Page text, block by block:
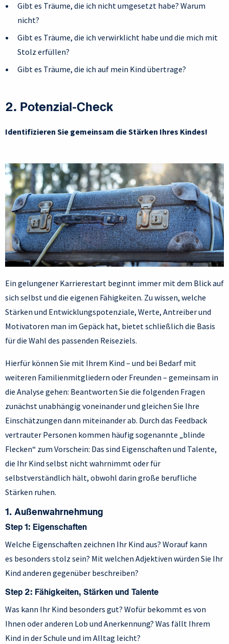
Gibt es Träume, die ich nicht umgesetzt habe? Warum
nicht?
Gibt es Träume, die ich verwirklicht habe und die mich mit
Stolz erfüllen?
Gibt es Träume, die ich auf mein Kind übertrage?
2. Potenzial-Check
Identifizieren Sie gemeinsam die Stärken Ihres Kindes!
Ein gelungener Karrierestart beginnt immer mit dem Blick auf
sich selbst und die eigenen Fähigkeiten. Zu wissen, welche
Stärken und Entwicklungspotenziale, Werte, Antreiber und
Motivatoren man im Gepäck hat, bietet schließlich die Basis
für die Wahl des passenden Reiseziels.
Hierfür können Sie mit Ihrem Kind – und bei Bedarf mit
weiteren Familienmitgliedern oder Freunden – gemeinsam in
die Analyse gehen: Beantworten Sie die folgenden Fragen
zunächst unabhängig voneinander und gleichen Sie Ihre
Einschätzungen dann miteinander ab. Durch das Feedback
vertrauter Personen kommen häufig sogenannte „blinde
Flecken“ zum Vorschein: Das sind Eigenschaften und Talente,
die Ihr Kind selbst nicht wahrnimmt oder für
selbstverständlich hält, obwohl darin große berufliche
Stärken ruhen.
1. Außenwahrnehmung
Step 1: Eigenschaften
Welche Eigenschaften zeichnen Ihr Kind aus? Worauf kann
es besonders stolz sein? Mit welchen Adjektiven würden Sie Ihr
Kind anderen gegenüber beschreiben?
Step 2: Fähigkeiten, Stärken und Talente
Was kann Ihr Kind besonders gut? Wofür bekommt es von
Ihnen oder anderen Lob und Anerkennung? Was fällt Ihrem
Kind in der Schule und im Alltag leicht?